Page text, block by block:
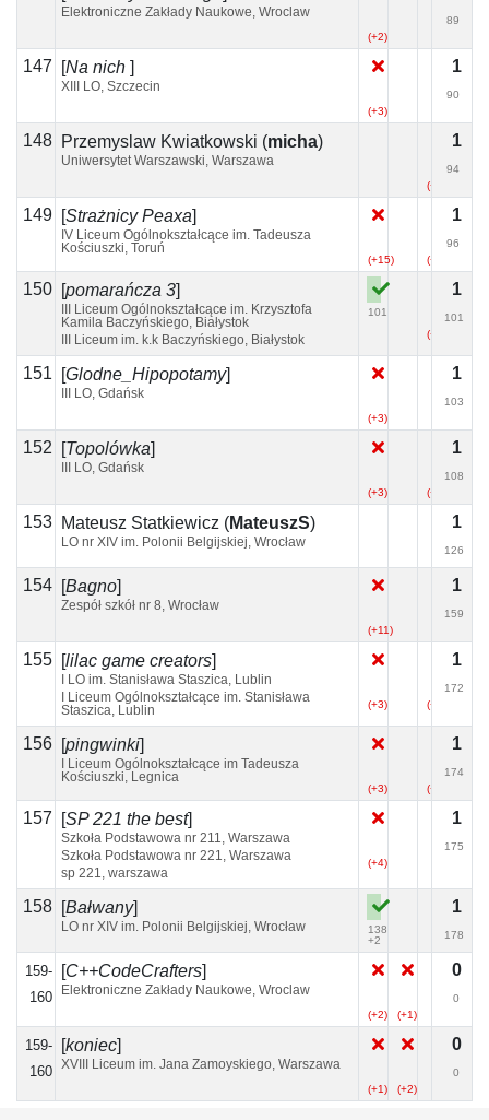
Elektroniczne Zakłady Naukowe, Wroclaw
(+2)
89
147 [Na nich ]
XIII LO, Szczecin
(+3)
1
90
148 Przemyslaw Kwiatkowski (micha)
Uniwersytet Warszawski, Warszawa
(+3)
1
94
149 [Strażnicy Peaxa]
IV Liceum Ogólnokształcące im. Tadeusza
Kościuszki, Toruń
(+15) (+8)
1
96
150 [pomarańcza 3]
III Liceum Ogólnokształcące im. Krzysztofa
Kamila Baczyńskiego, Białystok
III Liceum im. k.k Baczyńskiego, Białystok
101
(+5)
1
101
151 [Glodne_Hipopotamy]
III LO, Gdańsk
(+3)
1
103
152 [Topolówka]
III LO, Gdańsk
(+3) (+1)
1
108
153 Mateusz Statkiewicz (MateuszS)
LO nr XIV im. Polonii Belgijskiej, Wrocław
1
126
154 [Bagno]
Zespół szkół nr 8, Wrocław
(+11)
1
159
155 [lilac game creators]
I LO im. Stanisława Staszica, Lublin
I Liceum Ogólnokształcące im. Stanisława
Staszica, Lublin
(+3) (+3)
1
172
156 [pingwinki]
I Liceum Ogólnokształcące im Tadeusza
Kościuszki, Legnica
(+3) (+2)
1
174
157 [SP 221 the best]
Szkoła Podstawowa nr 211, Warszawa
Szkoła Podstawowa nr 221, Warszawa
sp 221, warszawa
(+4)
1
175
158 [Bałwany]
LO nr XIV im. Polonii Belgijskiej, Wrocław
138
+2
1
178
159-
160
[C++CodeCrafters]
Elektroniczne Zakłady Naukowe, Wroclaw
(+2) (+1)
0
0
159-
160
[koniec]
XVIII Liceum im. Jana Zamoyskiego, Warszawa
(+1) (+2)
0
0